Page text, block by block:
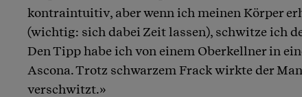
kontraintuitiv, aber wenn ich meinen Körper
(wichtig: sich dabei Zeit lassen), schwitze ich
Den Tipp habe ich von einem Oberkellner in
Ascona. Trotz schwarzem Frack wirkte der
verschwitzt.»